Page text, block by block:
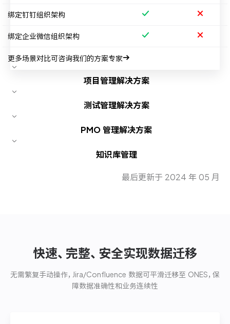
绑定钉钉组织架构
绑定企业微信组织架构
更多场景对比可咨询我们的方案专家
项目管理解决方案
测试管理解决方案
PMO 管理解决方案
知识库管理
最后更新于 2024 年 05 月
快速、完整、安全实现数据迁移
无需繁复手动操作，Jira/Confluence 数据可平滑迁移至 ONES，保
障数据准确性和业务连续性